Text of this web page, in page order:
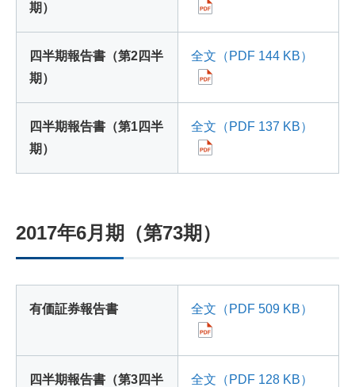
期）
四半期報告書（第2四半
期）
全文（PDF 144 KB）
四半期報告書（第1四半
期）
全文（PDF 137 KB）
2017年6月期（第73期）
有価証券報告書 全文（PDF 509 KB）
四半期報告書（第3四半
全文（PDF 128 KB）